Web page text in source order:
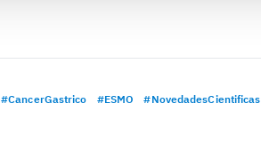
#CancerGastrico #ESMO #NovedadesCientificas